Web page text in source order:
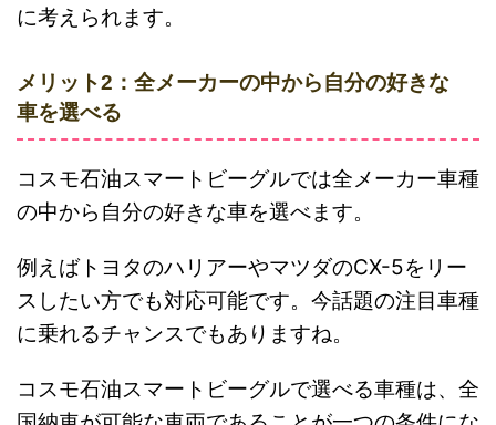
に考えられます。
メリット2：全メーカーの中から自分の好きな
車を選べる
コスモ石油スマートビーグルでは全メーカー車種
の中から自分の好きな車を選べます。
例えばトヨタのハリアーやマツダのCX-5をリー
スしたい方でも対応可能です。今話題の注目車種
に乗れるチャンスでもありますね。
コスモ石油スマートビーグルで選べる車種は、全